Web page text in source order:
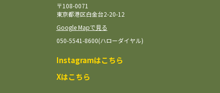
〒108-0071
東京都港区白金台2-20-12
Google Mapで見る
050-5541-8600(ハローダイヤル)
Instagramはこちら
Xはこちら